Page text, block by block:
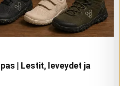
| Lestit, leveydet ja